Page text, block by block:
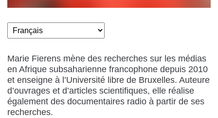
Marie Fierens mène des recherches sur les médias
en Afrique subsaharienne francophone depuis 2010
et enseigne à l’Université libre de Bruxelles. Auteure
d’ouvrages et d’articles scientifiques, elle réalise
également des documentaires radio à partir de ses
recherches.